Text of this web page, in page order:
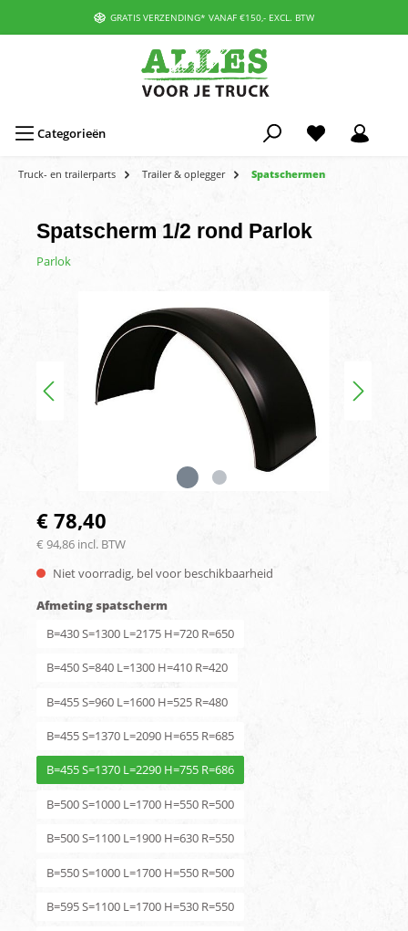
GRATIS VERZENDING* VANAF €150,- EXCL. BTW
Categorieën
Truck- en trailerparts Trailer & oplegger Spatschermen
Spatscherm 1/2 rond Parlok
Parlok
€ 78,40
€ 94,86 incl. BTW
Niet voorradig, bel voor beschikbaarheid
Afmeting spatscherm
B=430 S=1300 L=2175 H=720 R=650
B=450 S=840 L=1300 H=410 R=420
B=455 S=960 L=1600 H=525 R=480
B=455 S=1370 L=2090 H=655 R=685
B=455 S=1370 L=2290 H=755 R=686
B=500 S=1000 L=1700 H=550 R=500
B=500 S=1100 L=1900 H=630 R=550
B=550 S=1000 L=1700 H=550 R=500
B=595 S=1100 L=1700 H=530 R=550